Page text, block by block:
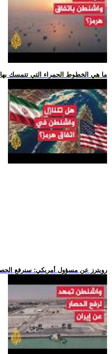
.. ما هي الخطوط الحمراء التي تتمسك
.. رويترز عن مسؤول أمريكي: سنرفع